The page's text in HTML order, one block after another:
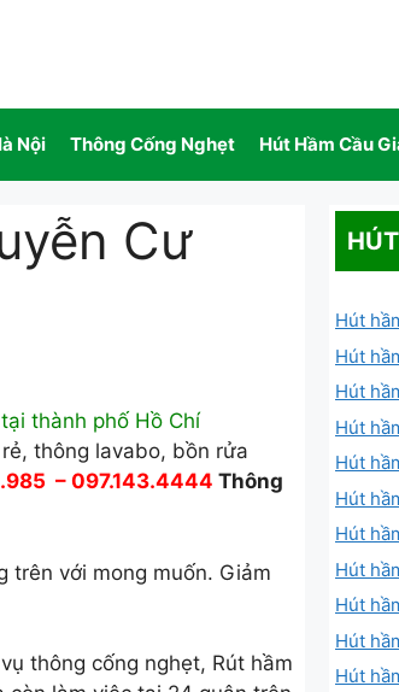
Nội Thông Cống Nghẹt Hút Hầm Cầu
Cư
tại thành phố Hồ Chí
thông lavabo, bồn rửa
– 097.143.4444 Thông
trên với mong muốn. Giảm
thông cống nghẹt, Rút hầm
Hút
Hút
Hút
Hút
Hút
Hút
Hút
Hút
Hút
Hút
Hút